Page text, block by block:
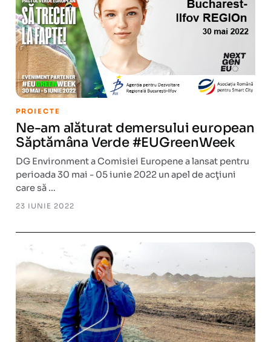
PROIECTE
Ne-am alăturat demersului european
Săptămâna Verde #EUGreenWeek
DG Environment a Comisiei Europene a lansat pentru
perioada 30 mai - 05 iunie 2022 un apel de acţiuni
care să …
23 IUNIE 2022